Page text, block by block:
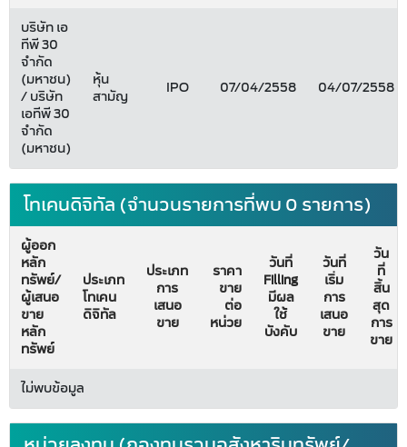
บริษัท เอ
ทีพี 30
จำกัด
(มหาชน)
/ บริษัท
เอทีพี 30
จำกัด
(มหาชน)
หุ้น
สามัญ
IPO 07/04/2558 04/07/2558
โทเคนดิจิทัล (จำนวนรายการที่พบ 0 รายการ)
ผู้ออก
หลัก
ทรัพย์/
ผู้เสนอ
ขาย
หลัก
ทรัพย์
ประเภท
โทเคน
ดิจิทัล
ประเภท
การ
เสนอ
ขาย
ราคา
ขาย
ต่อ
หน่วย
วันที่
Filling
มีผล
ใช้
บังคับ
วันที่
เริ่ม
การ
เสนอ
ขาย
วัน
ที่
สิ้น
สุด
การ
ขาย
ไม่พบข้อมูล